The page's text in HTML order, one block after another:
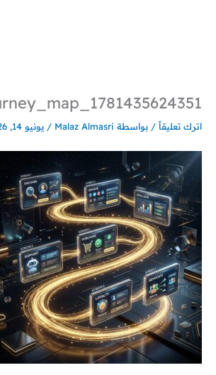
اترك تعليقاً / بواسطة Malaz Almasri
/ يونيو 14, 2026